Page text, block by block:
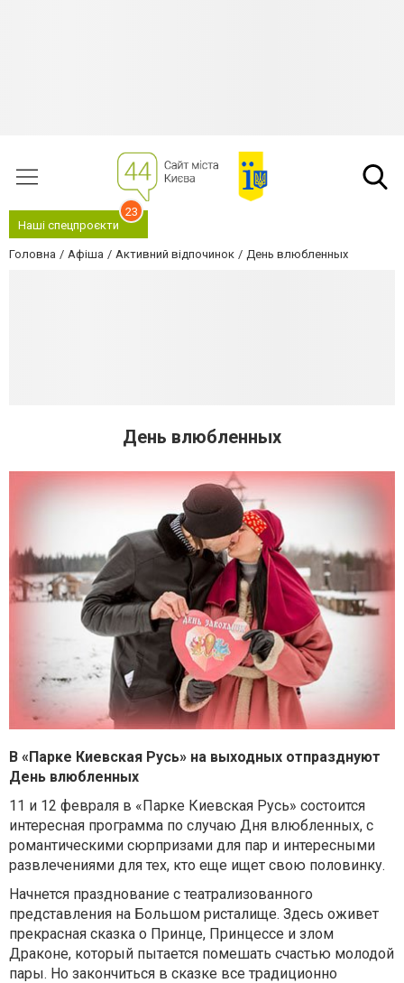
Наші спецпроєкти
23
Головна Афіша Активний відпочинок День влюбленных
День влюбленных
В «Парке Киевская Русь» на выходных отпразднуют
День влюбленных
11 и 12 февраля в «Парке Киевская Русь» состоится
интересная программа по случаю Дня влюбленных, с
романтическими сюрпризами для пар и интересными
развлечениями для тех, кто еще ищет свою половинку.
Начнется празднование с театрализованного
представления на Большом ристалище. Здесь оживет
прекрасная сказка о Принце, Принцессе и злом
Драконе, который пытается помешать счастью молодой
пары. Но закончиться в сказке все традиционно